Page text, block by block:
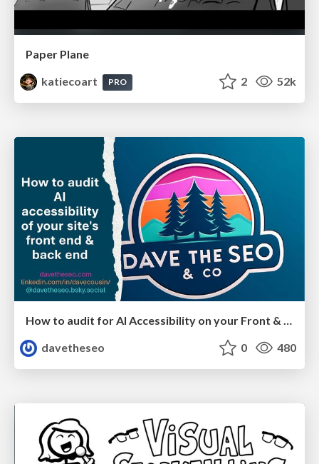
Paper Plane
katiecoart
PRO 2 52k
How to audit for AI Accessibility on your Front & Back End
davetheseo
0 480